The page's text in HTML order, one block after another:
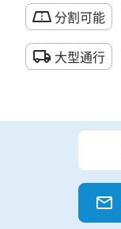
分割可能
大型通行